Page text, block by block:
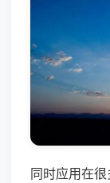
同时应用在